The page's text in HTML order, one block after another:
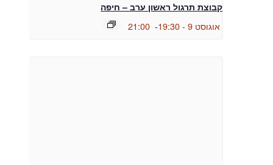
קבוצת תרגול ראשון ערב – חיפה
אוגוסט 9 - 19:30 -
21:00